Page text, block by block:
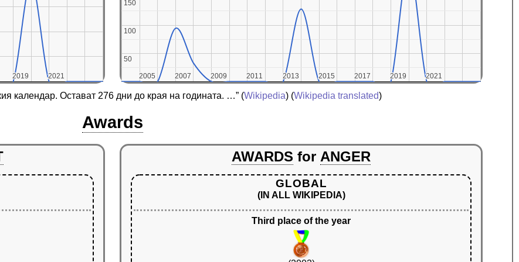
2019
2019 2021
2021 2005
2005 2007
2007 2009
2009 2011
2011 2013
2013 2015
2015 2017
2017 2019
2019 2021
2021
50
50
100
100
150
150
календар. Остават 276 дни до края на годината. …” (Wikipedia) (Wikipedia translated)
Awards
AWARDS for ANGER
GLOBAL
(IN ALL WIKIPEDIA)
Third place of the year